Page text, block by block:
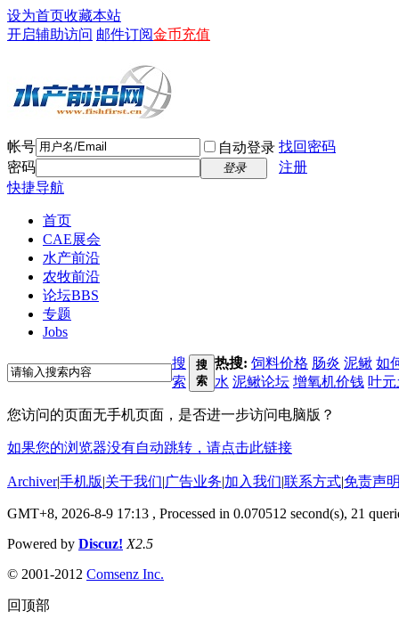
设为首页收藏本站
开启辅助访问 邮件订阅金币充值
帐号 自动登录 找回密码
密码
登录
注册
快捷导航
首页
CAE展会
水产前沿
农牧前沿
论坛BBS
专题
Jobs
搜
索
搜
索
热搜: 饲料价格 肠炎 泥鳅 如
水 泥鳅论坛 增氧机价钱 叶
您访问的页面无手机页面，是否进一步访问电脑版？
如果您的浏览器没有自动跳转，请点击此链接
Archiver|手机版|关于我们|广告业务|加入我们|联系方式|免责声
GMT+8, 2026-8-9 17:13 , Processed in 0.070512 second(s), 21
Powered by Discuz! X2.5
© 2001-2012 Comsenz Inc.
回顶部